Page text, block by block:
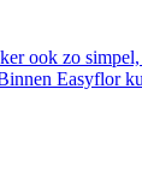
ook zo
Easyflor